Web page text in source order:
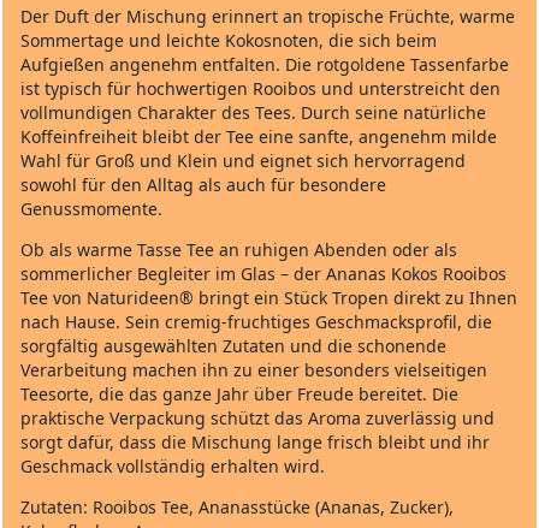
Der Duft der Mischung erinnert an tropische Früchte, warme
Sommertage und leichte Kokosnoten, die sich beim
Aufgießen angenehm entfalten. Die rotgoldene Tassenfarbe
ist typisch für hochwertigen Rooibos und unterstreicht den
vollmundigen Charakter des Tees. Durch seine natürliche
Koffeinfreiheit bleibt der Tee eine sanfte, angenehm milde
Wahl für Groß und Klein und eignet sich hervorragend
sowohl für den Alltag als auch für besondere
Genussmomente.
Ob als warme Tasse Tee an ruhigen Abenden oder als
sommerlicher Begleiter im Glas – der Ananas Kokos Rooibos
Tee von Naturideen® bringt ein Stück Tropen direkt zu Ihnen
nach Hause. Sein cremig-fruchtiges Geschmacksprofil, die
sorgfältig ausgewählten Zutaten und die schonende
Verarbeitung machen ihn zu einer besonders vielseitigen
Teesorte, die das ganze Jahr über Freude bereitet. Die
praktische Verpackung schützt das Aroma zuverlässig und
sorgt dafür, dass die Mischung lange frisch bleibt und ihr
Geschmack vollständig erhalten wird.
Zutaten: Rooibos Tee, Ananasstücke (Ananas, Zucker),